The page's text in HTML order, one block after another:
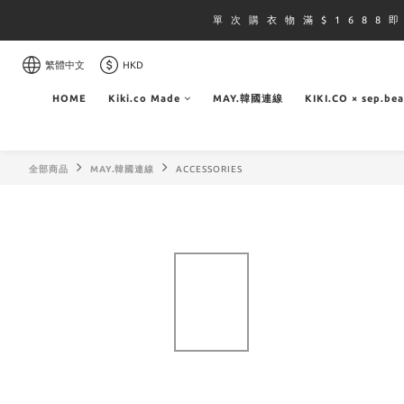
單 次 購 衣 物 滿 $ 1 6 8 8
繁體中文 HKD
HOME Kiki.co Made MAY.韓國連線 KIKI.CO ×
全部商品 MAY.韓國連線 ACCESSORIES